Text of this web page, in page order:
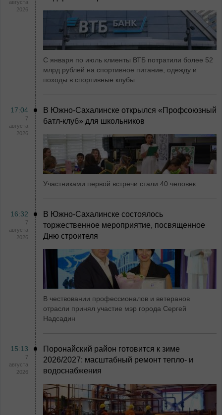
августа
2026
С января по июль клиенты ВТБ потратили более 52
млрд рублей на спортивное питание, одежду и
походы в спортивные клубы
17:04
7
августа
2026
В Южно-Сахалинске открылся «Профсоюзный
батл-клуб» для школьников
Участниками первой встречи стали 40 человек
16:32
7
августа
2026
В Южно-Сахалинске состоялось
торжественное мероприятие, посвященное
Дню строителя
В чествовании профессионалов и ветеранов
отрасли принял участие мэр города Сергей
Надсадин
15:13
7
августа
2026
Поронайский район готовится к зиме
2026/2027: масштабный ремонт тепло- и
водоснабжения